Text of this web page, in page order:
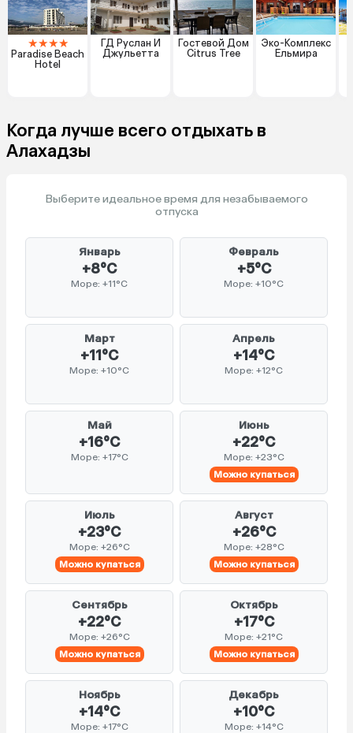
★★★★
Paradise Beach
Hotel
ГД Руслан И
Джульетта
Гостевой Дом
Citrus Tree
Эко-Комплекс
Ельмира
Когда лучше всего отдыхать в
Алахадзы
Выберите идеальное время для незабываемого
отпуска
Январь
+8°C
Море: +11°C
Февраль
+5°C
Море: +10°C
Март
+11°C
Море: +10°C
Апрель
+14°C
Море: +12°C
Май
+16°C
Море: +17°C
Июнь
+22°C
Море: +23°C
Можно купаться
Июль
+23°C
Море: +26°C
Можно купаться
Август
+26°C
Море: +28°C
Можно купаться
Сентябрь
+22°C
Море: +26°C
Можно купаться
Октябрь
+17°C
Море: +21°C
Можно купаться
Ноябрь
+14°C
Море: +17°C
Декабрь
+10°C
Море: +14°C